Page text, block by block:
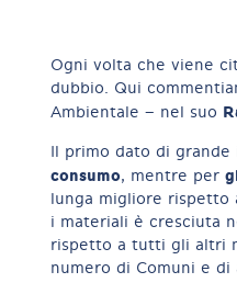
Ogni volta che viene
dubbio. Qui
Ambientale – nel suo
Il primo dato di
consumo, mentre per
lunga migliore rispetto
i materiali è cresciuta
rispetto a tutti gli altri
numero di Comuni e di